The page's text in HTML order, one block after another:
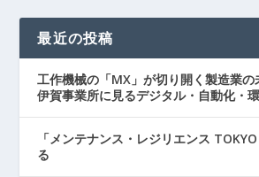
最近の投稿
工作機械の「MX」が切り開く製造業
伊賀事業所に見るデジタル・自動化・
「メンテナンス・レジリエンス
る